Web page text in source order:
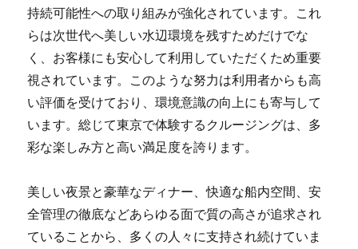
持続可能性への取り組みが強化されています。これ
らは次世代へ美しい水辺環境を残すためだけでな
く、お客様にも安心して利用していただくため重要
視されています。このような努力は利用者からも高
い評価を受けており、環境意識の向上にも寄与して
います。総じて東京で体験するクルージングは、多
彩な楽しみ方と高い満足度を誇ります。
美しい夜景と豪華なディナー、快適な船内空間、安
全管理の徹底などあらゆる面で質の高さが追求され
ていることから、多くの人々に支持され続けていま